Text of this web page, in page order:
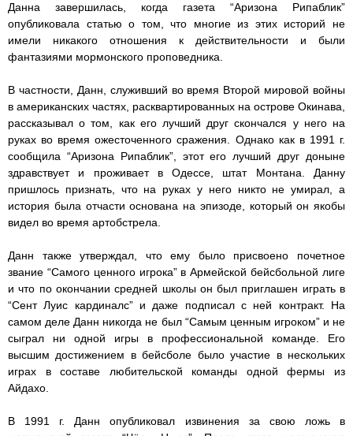
Данна завершилась, когда газета “Аризона Рипаблик”
опубликовала статью о том, что многие из этих историй не
имели никакого отношения к действительности и были
фантазиями мормонского проповедника.
В частности, Данн, служивший во время Второй мировой войны
в американских частях, расквартированных на острове Окинава,
рассказывал о том, как его лучший друг скончался у него на
руках во время ожесточенного сражения. Однако как в 1991 г.
сообщила “Аризона Рипаблик”, этот его лучший друг доныне
здравствует и проживает в Одессе, штат Монтана. Данну
пришлось признать, что на руках у него никто не умирал, а
история была отчасти основана на эпизоде, который он якобы
видел во время артобстрела.
Данн также утверждал, что ему было присвоено почетное
звание “Самого ценного игрока” в Армейской бейсбольной лиге
и что по окончании средней школы он был приглашен играть в
“Сент Луис кардиналс” и даже подписал с ней контракт. На
самом деле Данн никогда не был “Самым ценным игроком” и не
сыграл ни одной игры в профессиональной команде. Его
высшим достижением в бейсболе было участие в нескольких
играх в составе любительской команды одной фермы из
Айдахо.
В 1991 г. Данн опубликовал извинения за свою ложь в